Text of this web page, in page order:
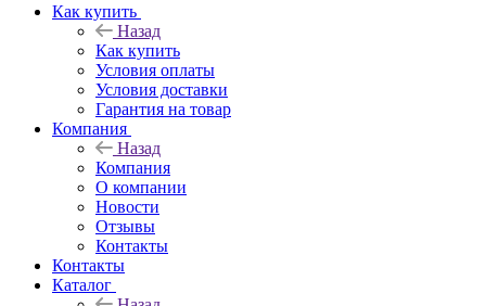
Как купить
Назад
Как купить
Условия оплаты
Условия доставки
Гарантия на товар
Компания
Назад
Компания
О компании
Новости
Отзывы
Контакты
Контакты
Каталог